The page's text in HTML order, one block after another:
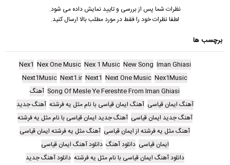
نظرات شما پس از بررسی و تایید نمایش داده می شود.
لطفا نظرات خود را فقط در مورد مطلب بالا ارسال کنید.
برچسب ها
Iman Ghiasi
New Song
Nex 1 Music
Nex One Music
Nex1
Nex1Music
Next One Music
Next1
Next1.ir
Next1Music
Song Of Mesle Ye Fereshte From Iman Ghiasi آهنگ
آهنگ ایمان قیاسی آهنگ ایمان قیاسی با نام مثل یه فرشته آهنگ جدید
آهنگ جدید ایمان قیاسی آهنگ جدید ایمان قیاسی با نام مثل یه فرشته
آهنگ مثل یه فرشته از ایمان قیاسی آهنگ مثل یه فرشته ایمان قیاسی
ایمان قیاسی دانلود آهنگ دانلود آهنگ ایمان قیاسی
دانلود آهنگ ایمان قیاسی با نام مثل یه فرشته دانلود آهنگ جدید